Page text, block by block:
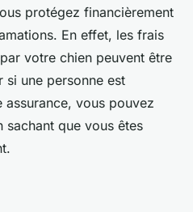
protégez financièrement
En effet, les frais
votre chien peuvent être
si une personne est
assurance, vous pouvez
sachant que vous êtes